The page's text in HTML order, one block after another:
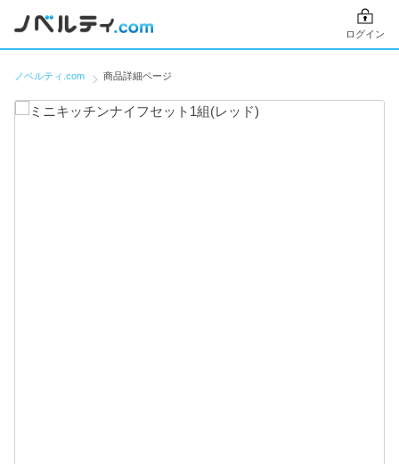
ログイン
ノベルティ.com 商品詳細ページ